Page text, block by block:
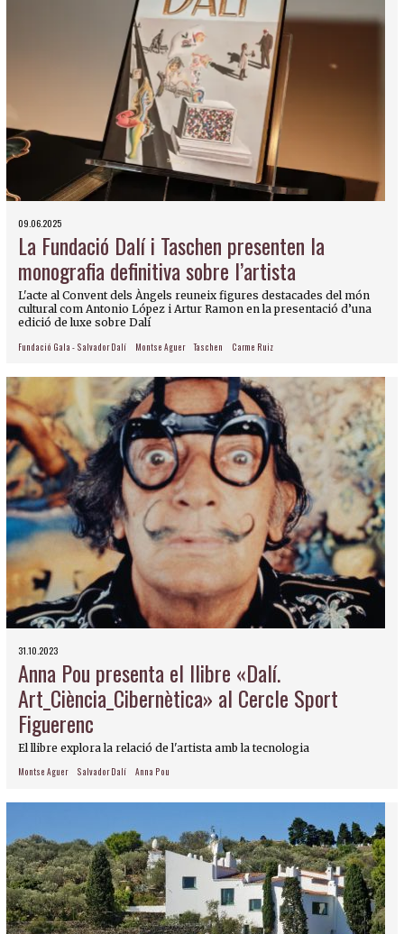
09.06.2025
La Fundació Dalí i Taschen presenten la
monografia definitiva sobre l’artista
L'acte al Convent dels Àngels reuneix figures destacades del món
cultural com Antonio López i Artur Ramon en la presentació d’una
edició de luxe sobre Dalí
Fundació Gala - Salvador Dalí Montse Aguer Taschen Carme Ruiz
31.10.2023
Anna Pou presenta el llibre «Dalí.
Art_Ciència_Cibernètica» al Cercle Sport
Figuerenc
El llibre explora la relació de l'artista amb la tecnologia
Montse Aguer Salvador Dalí Anna Pou